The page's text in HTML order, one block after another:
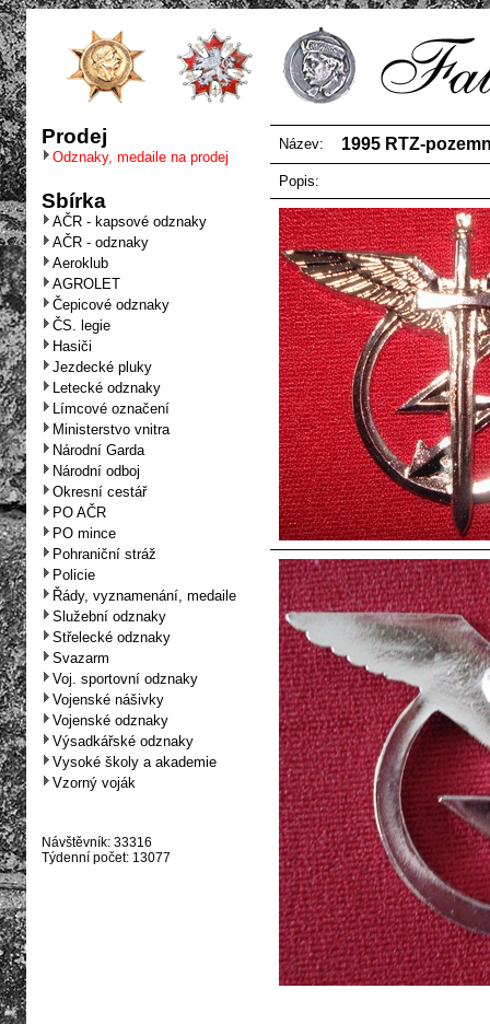
Prodej
Odznaky, medaile na prodej
Sbírka
AČR - kapsové odznaky
AČR - odznaky
Aeroklub
AGROLET
Čepicové odznaky
ČS. legie
Hasiči
Jezdecké pluky
Letecké odznaky
Límcové označení
Ministerstvo vnitra
Národní Garda
Národní odboj
Okresní cestář
PO AČR
PO mince
Pohraniční stráž
Policie
Řády, vyznamenání, medaile
Služební odznaky
Střelecké odznaky
Svazarm
Voj. sportovní odznaky
Vojenské nášivky
Vojenské odznaky
Výsadkářské odznaky
Vysoké školy a akademie
Vzorný voják
Návštěvník: 33316
Týdenní počet: 13077
Název: 1995 RTZ-
Popis: